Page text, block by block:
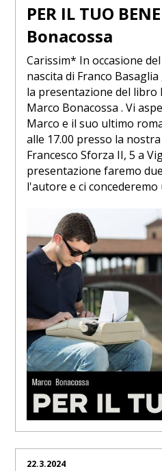
PER IL TUO
Bonacossa
Carissim* In occasione
nascita di Franco
la presentazione del libro
Marco Bonacossa . Vi
Marco e il suo ultimo
alle 17.00 presso la
Francesco Sforza II, 5 a
presentazione faremo
l'autore e ci
22.3.2024